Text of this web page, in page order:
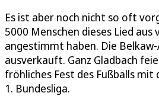
Es ist aber noch nicht so oft
5000 Menschen dieses Lied aus
angestimmt haben. Die
ausverkauft. Ganz Gladbach
fröhliches Fest des Fußballs mit
1. Bundesliga.